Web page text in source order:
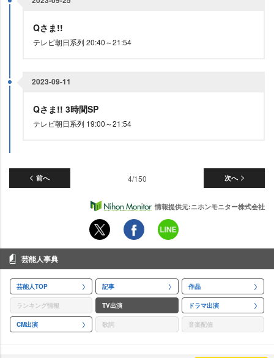
Qさま!!
テレビ朝日系列 20:40～21:54
2023-09-11
Qさま!! 3時間SP
テレビ朝日系列 19:00～21:54
前へ 次へ
4/150
情報提供元:ニホンモニター株式会社
芸能人事典
芸能人TOP 記事 作品
ランキング情報 TV出演 ドラマ出演
CM出演 歌詞 音楽配信